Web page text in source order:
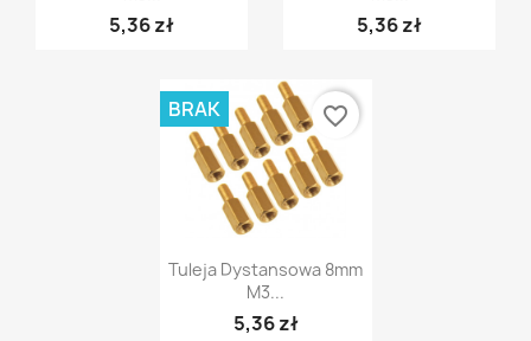
5,36 zł 5,36 zł
Szybki podgląd
Tuleja Dystansowa 8mm
M3...
5,36 zł
BRAK favorite_border